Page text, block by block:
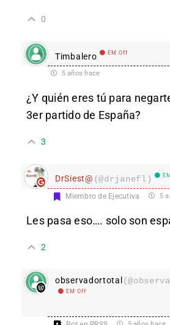
0
Timbalero EM Off
5 años hace
¿Y quién eres tú para
3er partido de España?
3
DrSiest@ (@drjanefl)
Miembro de Ejecutiva 5
Les pasa eso…. solo son
2
observadortotal
EM Off